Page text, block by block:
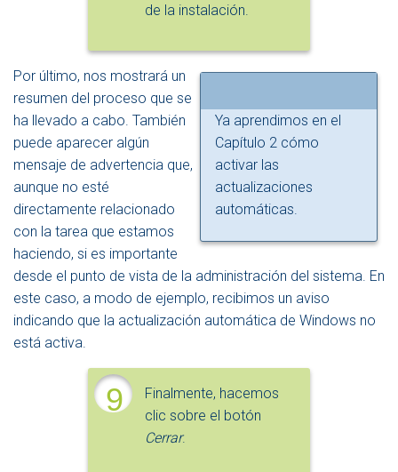
de la instalación.
Ya aprendimos en el
Capítulo 2 cómo
activar las
actualizaciones
automáticas.
Por último, nos mostrará un
resumen del proceso que se
ha llevado a cabo. También
puede aparecer algún
mensaje de advertencia que,
aunque no esté
directamente relacionado
con la tarea que estamos
haciendo, si es importante
desde el punto de vista de la administración del sistema. En
este caso, a modo de ejemplo, recibimos un aviso
indicando que la actualización automática de Windows no
está activa.
9
Finalmente, hacemos
clic sobre el botón
Cerrar.